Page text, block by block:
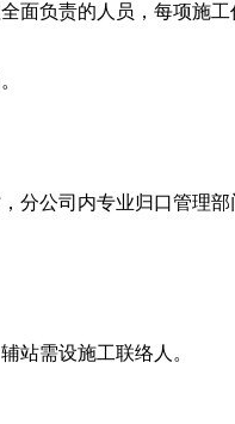
面负责的人员，每项施
分公司内专业归口管理
站需设施工联络人。